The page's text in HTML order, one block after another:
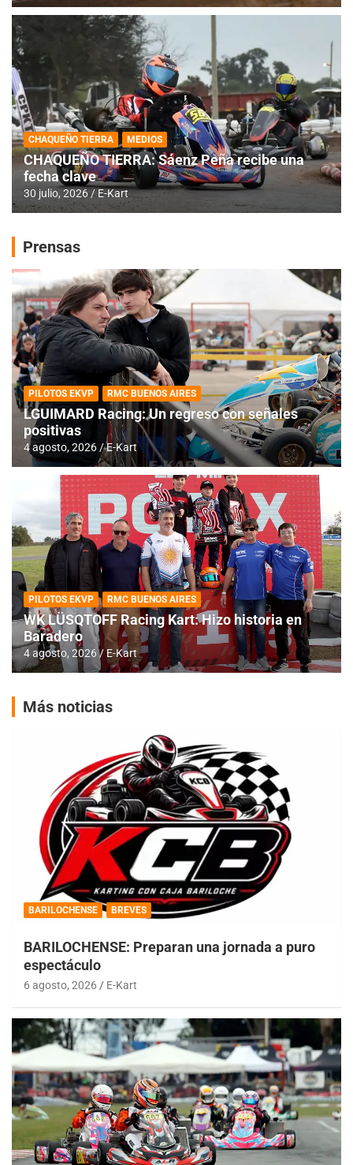
CHAQUEÑO TIERRA MEDIOS
CHAQUEÑO TIERRA: Sáenz Peña recibe una
fecha clave
30 julio, 2026 E-Kart
Prensas
PILOTOS EKVP RMC BUENOS AIRES
LGUIMARD Racing: Un regreso con señales
positivas
4 agosto, 2026 E-Kart
PILOTOS EKVP RMC BUENOS AIRES
WK LÜSQTOFF Racing Kart: Hizo historia en
Baradero
4 agosto, 2026 E-Kart
Más noticias
BARILOCHENSE BREVES
BARILOCHENSE: Preparan una jornada a puro
espectáculo
6 agosto, 2026 E-Kart